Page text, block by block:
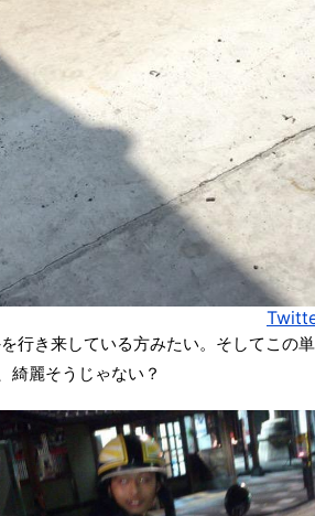
行き来している方みたい。そしてこの
綺麗そうじゃない？